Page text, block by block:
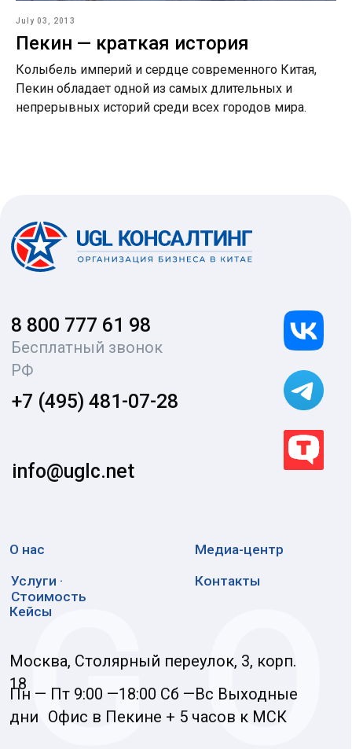
July 03, 2013
Пекин — краткая история
Колыбель империй и сердце современного Китая,
Пекин обладает одной из самых длительных и
непрерывных историй среди всех городов мира.